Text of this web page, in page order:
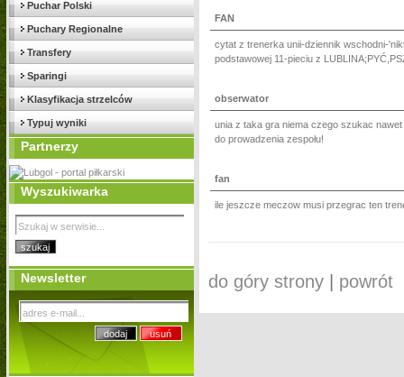
Puchar Polski
Puchary Regionalne
Transfery
Sparingi
Klasyfikacja strzelców
Typuj wyniki
Partnerzy
Wyszukiwarka
Newsletter
FAN
cytat z trenerka unii-dziennik wschodni-
podstawowej 11-pieciu z
obserwator
unia z taka gra niema czego szukac
do prowadzenia zespołu!
fan
ile jeszcze meczow musi przegrac ten
do góry strony| powrót